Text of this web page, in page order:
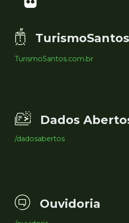
TurismoSantos
TurismoSantos.com.br
Dados
/dadosabertos
Ouvidoria